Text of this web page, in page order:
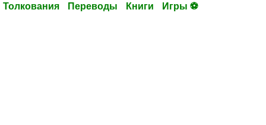
Толкования Переводы Книги Игры ⚽